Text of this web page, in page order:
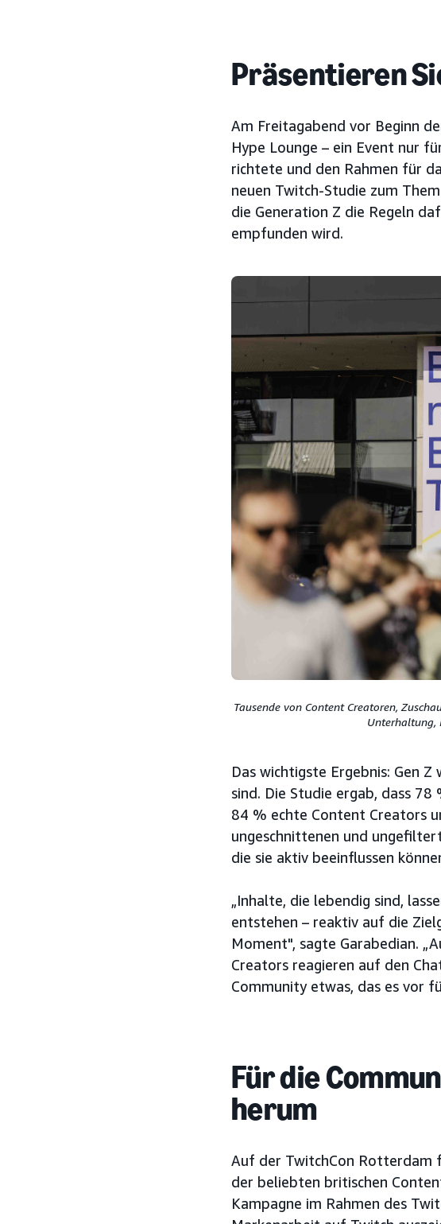
Präsentieren
Am Freitagabend vor Beginn
Hype Lounge – ein Event nur
richtete und den Rahmen für
neuen Twitch-Studie zum
die Generation Z die Regeln
empfunden wird.
Tausende von Content Creatoren,
Unterhaltung,
Das wichtigste Ergebnis: Gen
sind. Die Studie ergab, dass
84 % echte Content Creators
ungeschnittenen und
die sie aktiv beeinflussen
„Inhalte, die lebendig sind,
entstehen – reaktiv auf die
Moment", sagte Garabedian.
Creators reagieren auf den
Community etwas, das es vor
Für die
herum
Auf der TwitchCon Rotterdam
der beliebten britischen
Kampagne im Rahmen des